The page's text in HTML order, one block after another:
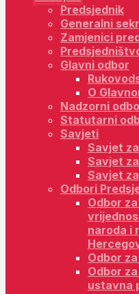
Predsjednik
Generalni
Zamjenici
Glavni odbor
O
Nadzorni
Statutarni
Savjeti
Savjet
Savjet
Savjet
Odbori
Odbor
naroda i
Odbor
Odbor
ustavna